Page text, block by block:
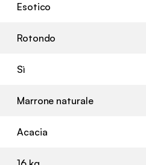
Esotico
Rotondo
Sì
Marrone naturale
Acacia